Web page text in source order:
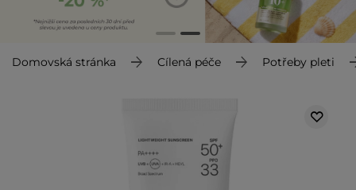
Ekologické balení
Domovská stránka Cílená péče Potřeby pleti